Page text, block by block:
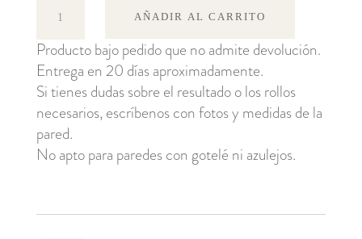
cantidad
AÑADIR AL CARRITO
Producto bajo pedido que no admite devolución.
Entrega en 20 días aproximadamente.
Si tienes dudas sobre el resultado o los rollos
necesarios, escríbenos con fotos y medidas de la
pared.
No apto para paredes con gotelé ni azulejos.